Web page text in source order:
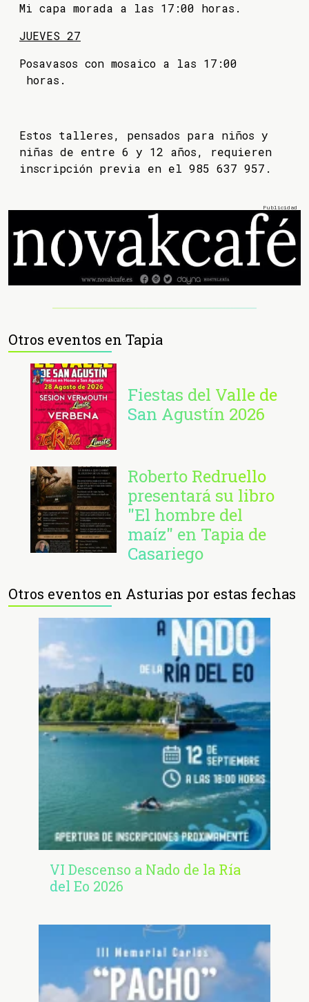
Mi capa morada a las 17:00 horas.
JUEVES 27
Posavasos con mosaico a las 17:00
horas.
Estos talleres, pensados para niños y
niñas de entre 6 y 12 años, requieren
inscripción previa en el 985 637 957.
Otros eventos en Tapia
Fiestas del Valle de
San Agustín 2026
Roberto Redruello
presentará su libro
"El hombre del
maíz" en Tapia de
Casariego
Otros eventos en Asturias por estas fechas
VI Descenso a Nado de la Ría
del Eo 2026